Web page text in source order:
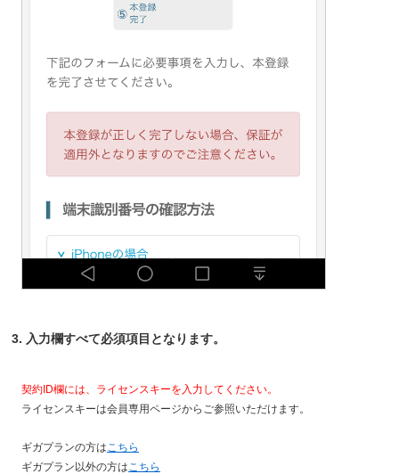
3. 入力欄すべて必須項目となります。
契約ID欄には、ライセンスキーを入力してください。
ライセンスキーは会員専用ページからご参照いただけます。
ギガプランの方はこちら
ギガプラン以外の方はこちら